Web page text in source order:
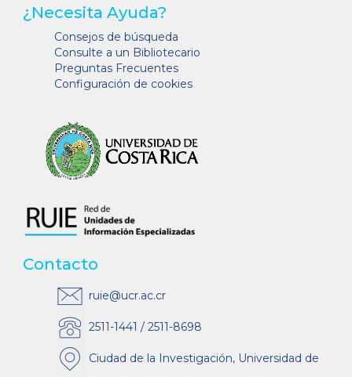
¿Necesita Ayuda?
Consejos de búsqueda
Consulte a un Bibliotecario
Preguntas Frecuentes
Configuración de cookies
Contacto
ruie@ucr.ac.cr
2511-1441 / 2511-8698
Ciudad de la Investigación, Universidad de